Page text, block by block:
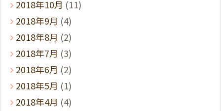
2018年10月 (11)
2018年9月 (4)
2018年8月 (2)
2018年7月 (3)
2018年6月 (2)
2018年5月 (1)
2018年4月 (4)